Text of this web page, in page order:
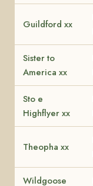
Guildford xx
Sister to
America xx
Sto e
Highflyer xx
Theopha xx
Wildgoose